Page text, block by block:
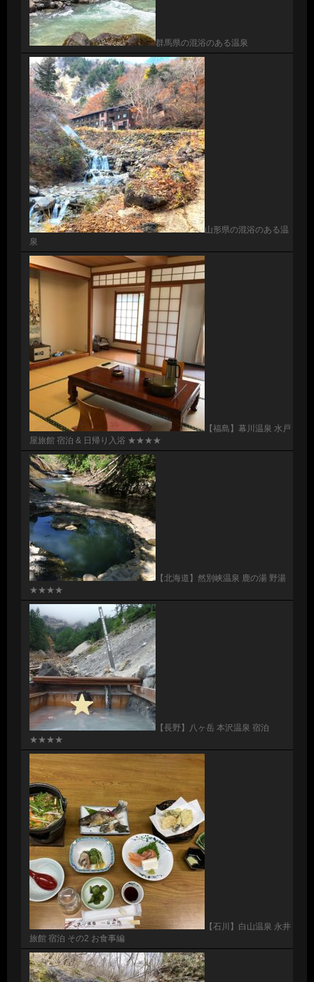
群馬県の混浴のある温泉
山形県の混浴のある温
泉
【福島】幕川温泉 水戸
屋旅館 宿泊 & 日帰り入浴 ★★★★
【北海道】然別峡温泉 鹿の湯 野湯
★★★★
【長野】八ヶ岳 本沢温泉 宿泊
★★★★
【石川】白山温泉 永井
旅館 宿泊 その2 お食事編